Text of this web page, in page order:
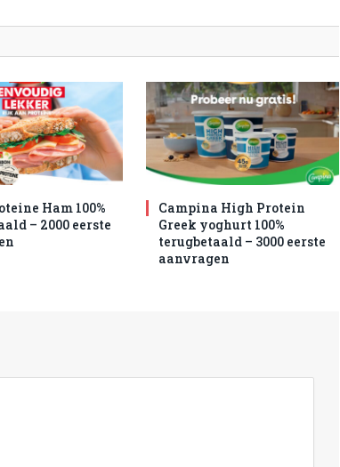
Ham 100%
– 2000 eerste
Campina High Protein
Greek yoghurt 100%
terugbetaald – 3000 eerste
aanvragen